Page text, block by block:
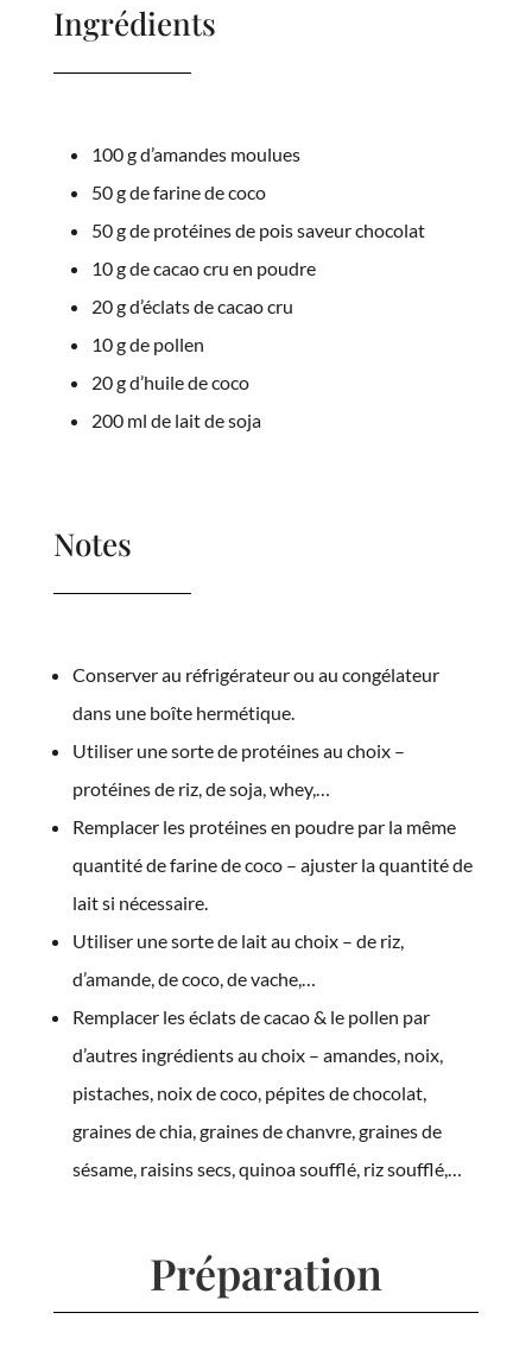
Ingrédients
100 g d’amandes moulues
50 g de farine de coco
50 g de protéines de pois saveur chocolat
10 g de cacao cru en poudre
20 g d’éclats de cacao cru
10 g de pollen
20 g d’huile de coco
200 ml de lait de soja
Notes
Conserver au réfrigérateur ou au congélateur
dans une boîte hermétique.
Utiliser une sorte de protéines au choix –
protéines de riz, de soja, whey,…
Remplacer les protéines en poudre par la même
quantité de farine de coco – ajuster la quantité de
lait si nécessaire.
Utiliser une sorte de lait au choix – de riz,
d’amande, de coco, de vache,…
Remplacer les éclats de cacao & le pollen par
d’autres ingrédients au choix – amandes, noix,
pistaches, noix de coco, pépites de chocolat,
graines de chia, graines de chanvre, graines de
sésame, raisins secs, quinoa soufflé, riz soufflé,…
Préparation